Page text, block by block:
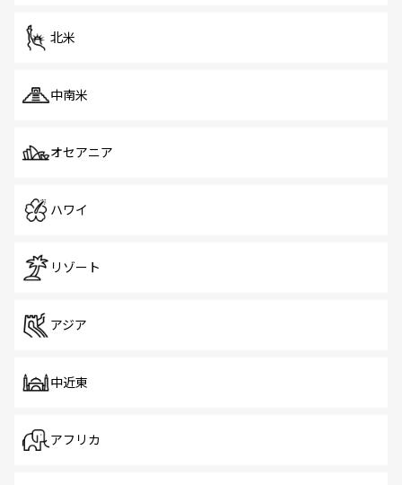
北米
中南米
オセアニア
ハワイ
リゾート
アジア
中近東
アフリカ